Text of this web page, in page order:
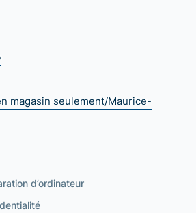
magasin seulement/Maurice-
d’ordinateur